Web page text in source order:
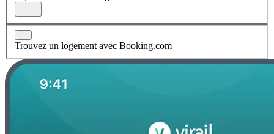
Trouvez un logement avec Booking.com